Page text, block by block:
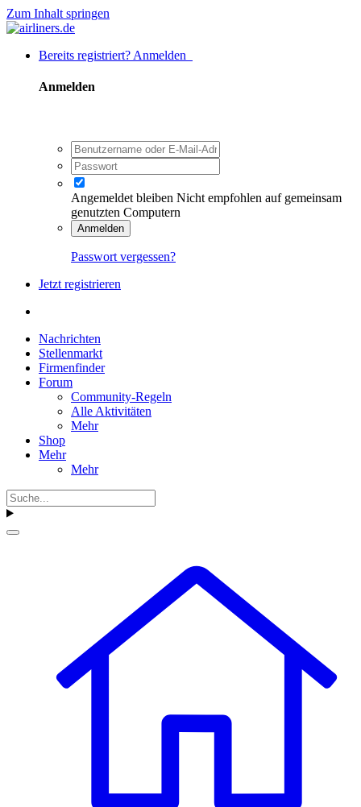
Zum Inhalt springen
Bereits registriert? Anmelden
Anmelden
Angemeldet bleiben Nicht empfohlen auf gemeinsam
genutzten Computern
Anmelden
Passwort vergessen?
Jetzt registrieren
Nachrichten
Stellenmarkt
Firmenfinder
Forum
Community-Regeln
Alle Aktivitäten
Mehr
Shop
Mehr
Mehr